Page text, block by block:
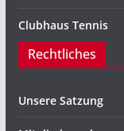
Clubhaus Tennis
Rechtliches
Unsere Satzung